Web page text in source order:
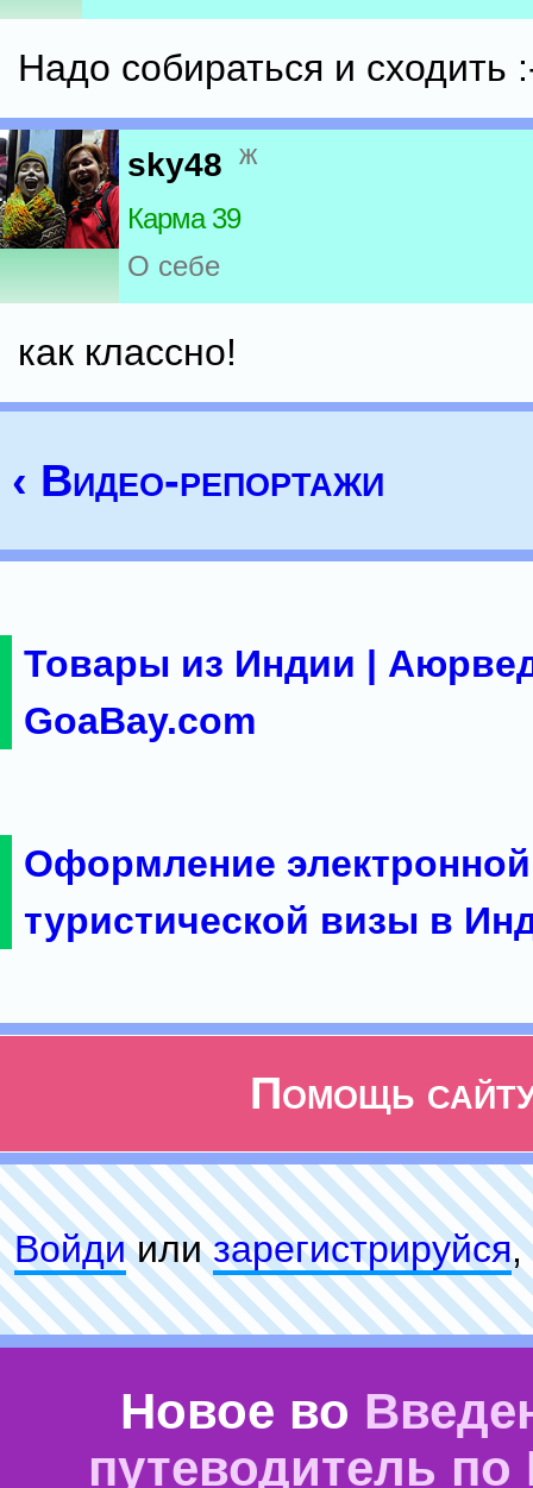
Надо собираться и сходить
sky48 ж
Карма 39
О себе
как классно!
‹ Видео-репортажи
Товары из Индии |
GoaBay.com
Оформление электронной
туристической визы в
Помощь
Войдиилизарeгиcтpируйся,
Новое во
путеводитель